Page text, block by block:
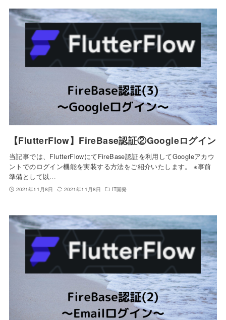
【FlutterFlow】FireBase認証②Googleログイン
当記事では、FlutterFlowにてFireBase認証を利用してGoogleアカウ
ントでのログイン機能を実装する方法をご紹介いたします。 ※事前
準備として以…
2021年11月8日 2021年11月8日 IT開発